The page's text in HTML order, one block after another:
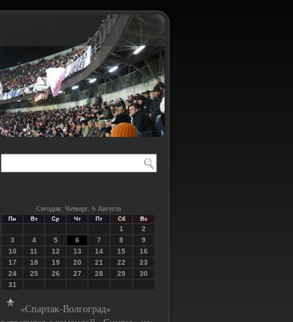
Сегодня: Четверг, 6 Августа
Пн Вт Ср Чт Пт Сб Вс
1
2
3
4 5 6 7 8
9
10
11 12 13 14 15
16
17
18 19 20 21 22
23
24
25 26 27 28 29
30
31
«Спартак-Волгоград»